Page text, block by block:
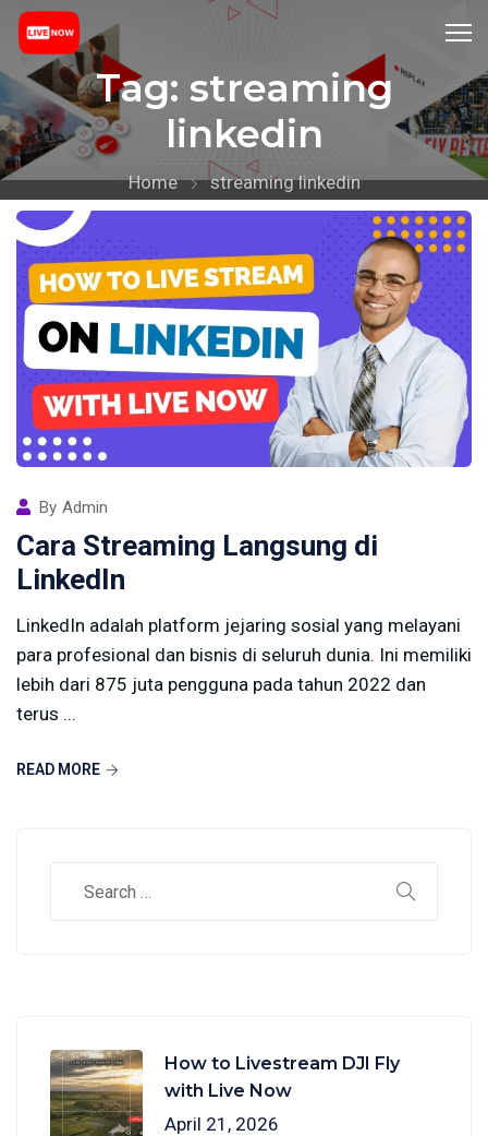
Tag: streaming
linkedin
Home streaming linkedin
By Admin
Cara Streaming Langsung di
LinkedIn
LinkedIn adalah platform jejaring sosial yang melayani
para profesional dan bisnis di seluruh dunia. Ini memiliki
lebih dari 875 juta pengguna pada tahun 2022 dan
terus ...
READ MORE
How to Livestream DJI Fly
with Live Now
April 21, 2026